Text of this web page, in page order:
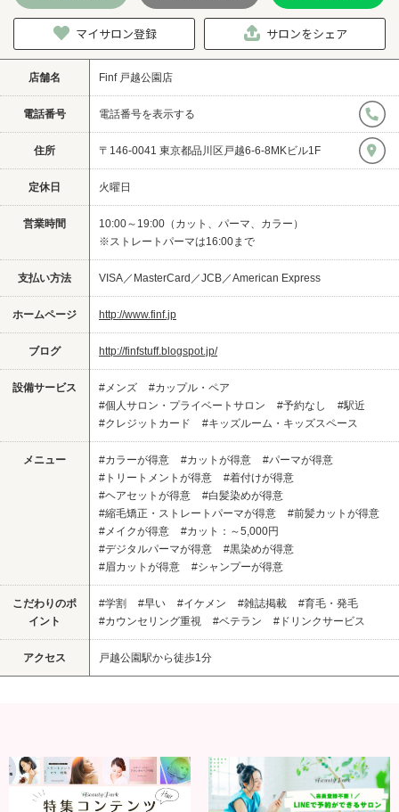
マイサロン登録 サロンをシェア
店舗名 Finf 戸越公園店
電話番号 電話番号を表示する
住所 〒146-0041 東京都品川区戸越6-6-8MKビル1F
定休日 火曜日
営業時間
10:00～19:00（カット、パーマ、カラー）
※ストレートパーマは16:00まで
支払い方法 VISA／MasterCard／JCB／American Express
ホームページ http://www.finf.jp
ブログ http://finfstuff.blogspot.jp/
設備サービス #メンズ
#カップル・ペア
#個人サロン・プライベートサロン
#予約なし
#駅近
#クレジットカード
#キッズルーム・キッズスペース
メニュー #カラーが得意 #カットが得意
#パーマが得意
#トリートメントが得意
#着付けが得意
#ヘアセットが得意
#白髪染めが得意
#縮毛矯正・ストレートパーマが得意
#前髪カットが得意
#メイクが得意
#カット：～5,000円
#デジタルパーマが得意
#黒染めが得意
#眉カットが得意
#シャンプーが得意
こだわりのポ
イント
#学割 #早い #イケメン #雑誌掲載
#育毛・発毛
#カウンセリング重視
#ベテラン #ドリンクサービス
アクセス 戸越公園駅から徒歩1分